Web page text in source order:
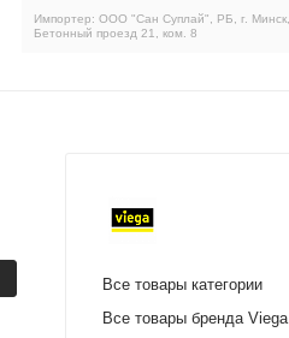
Импортер: ООО "Сан Суплай", РБ, г. Минск,
Бетонный проезд 21, ком. 8
Все товары категории
Все товары бренда Viega